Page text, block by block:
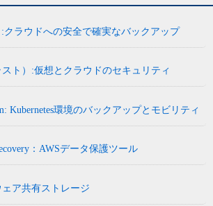
:クラウドへの安全で確実なバックアップ
ト）:仮想とクラウドのセキュリティ
Kubernetes環境のバックアップとモビリティ
：AWSデータ保護ツール
ェア共有ストレージ